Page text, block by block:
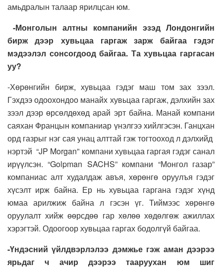
амьдралын талаар ярилцсан юм.
-Монголын алтны компанийн эзэд Лондонгийн
бирж дээр хувьцаа гаргаж зарж байгаа гэдэг
мэдээлэл сонсогдоод байгаа. Та хувьцаа гаргасан
уу?
-Хөрөнгийн бирж, хувьцаа гэдэг маш том зах зээл.
Гэхдээ одоохондоо манайх хувьцаа гаргаж, дэлхийн зах
зээл дээр өрсөлдөхөд арай эрт байна. Манай компани
саяхан Францын компаниар үнэлгээ хийлгэсэн. Ганцхан
орд газрыг нэг сая унац алттай гэж тогтооход л дэлхийд
нэртэй “JP Morgan” компани хувьцаа гаргая гэдэг санал
ирүүлсэн. “Golpman SACHS” компани “Монгол газар”
компаниас алт худалдаж авъя, хөрөнгө оруулъя гэдэг
хүсэлт ирж байна. Ер нь хувьцаа гаргана гэдэг хүнд
юмаа арилжиж байна л гэсэн үг. Тиймээс хөрөнгө
оруулалт хийж өөрсдөө гар хөлөө хөдөлгөж ажиллах
хэрэгтэй. Одоогоор хувьцаа гаргах бодолгүй байгаа.
-Үндэсний үйлдвэрлэлээ дэмжье гэж аман дээрээ
ярьдаг ч ачир дээрээ тааруухан юм шиг